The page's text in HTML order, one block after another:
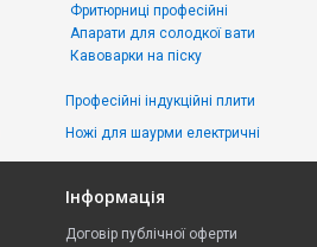
Фритюрниці професійні
Апарати для солодкої вати
Кавоварки на піску
Професійні індукційні плити
Ножі для шаурми електричні
Інформація
Договір публічної оферти